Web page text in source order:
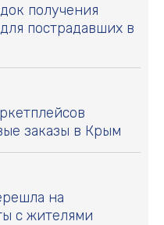
получения
пострадавших в
заказы в Крым
на
с жителями